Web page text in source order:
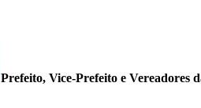
Prefeito, Vice-Prefeito e Vereadores